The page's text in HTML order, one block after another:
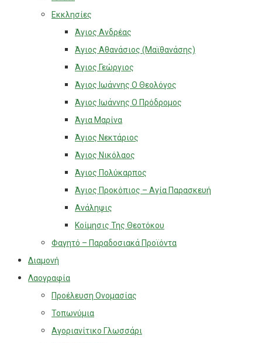
Εκκλησίες
Άγιος Ανδρέας
Άγιος Αθανάσιος (Μαϊθανάσης)
Άγιος Γεώργιος
Άγιος Ιωάννης Ο Θεολόγος
Άγιος Ιωάννης Ο Πρόδρομος
Άγια Μαρίνα
Άγιος Νεκτάριος
Άγιος Νικόλαος
Άγιος Πολύκαρπος
Άγιος Προκόπιος – Αγία Παρασκευή
Ανάληψις
Κοίμησις Της Θεοτόκου
Φαγητό – Παραδοσιακά Προϊόντα
Διαμονή
Λαογραφία
Προέλευση Ονομασίας
Τοπωνύμια
Αγοριανίτικο Γλωσσάρι